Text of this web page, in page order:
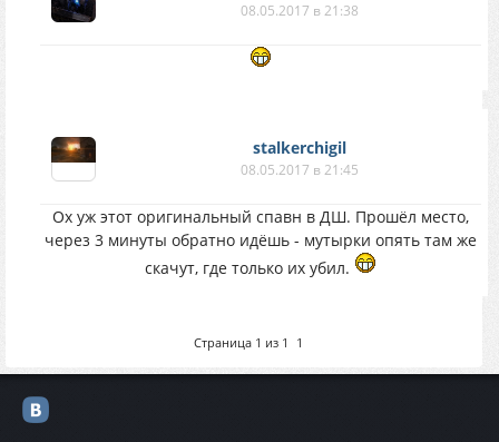
08.05.2017 в 21:38
stalkerchigil
08.05.2017 в 21:45
Ох уж этот оригинальный спавн в ДШ. Прошёл место,
через 3 минуты обратно идёшь - мутырки опять там же
скачут, где только их убил.
Страница 1 из 1 1